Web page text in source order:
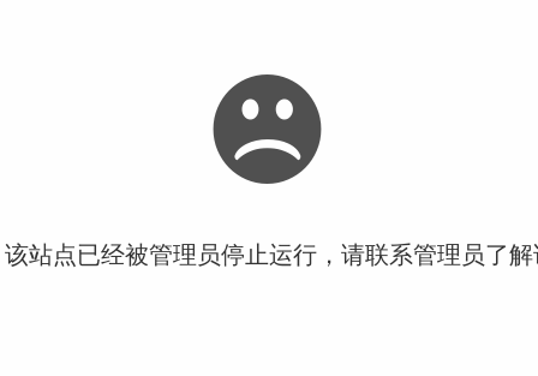
站点已经被管理员停止运行，请联系管理员了